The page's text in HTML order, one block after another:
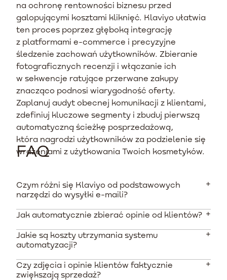
na ochronę rentowności biznesu przed
galopującymi kosztami kliknięć. Klaviyo ułatwia
ten proces poprzez głęboką integrację
z platformami e-commerce i precyzyjne
śledzenie zachowań użytkowników. Zbieranie
fotograficznych recenzji i włączanie ich
w sekwencje ratujące przerwane zakupy
znacząco podnosi wiarygodność oferty.
Zaplanuj audyt obecnej komunikacji z klientami,
zdefiniuj kluczowe segmenty i zbuduj pierwszą
automatyczną ścieżkę posprzedażową,
która nagrodzi użytkowników za podzielenie się
wrażeniami z użytkowania Twoich kosmetyków.
FAQ
Czym różni się Klaviyo od podstawowych
narzędzi do wysyłki e-maili?
Platforma ta jest zbudowana specjalnie z myślą o
sklepach internetowych. Oferuje głęboką integrację z
systemami takimi jak Shopify, pozwalając na
zachowań zakupowych klienta i zawartości jego
koszyka.
Jak automatycznie zbierać opinie od klientów?
Wystarczy ustawić sekwencję posprzedażową z
produktu. Wiadomość powinna zawierać zachętę w
postaci kodu rabatowego za dodanie zdjęcia lub wideo
Jakie są koszty utrzymania systemu
automatyzacji?
Większość platform tego typu oferuje model freemium,
Czy zdjęcia i opinie klientów faktycznie
zwiększają sprzedaż?